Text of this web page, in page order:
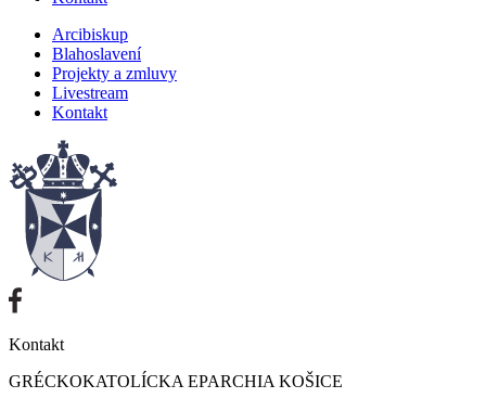
Arcibiskup
Blahoslavení
Projekty a zmluvy
Livestream
Kontakt
Kontakt
GRÉCKOKATOLÍCKA EPARCHIA KOŠICE